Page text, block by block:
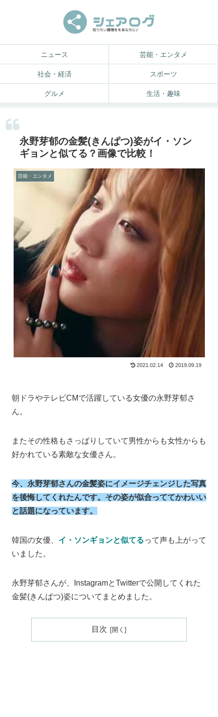
ニュース 芸能・エンタメ
社会・経済 スポーツ
グルメ 生活・趣味
永野芽郁の金髪(きんぱつ)姿がイ・ソン
ギョンと似てる？画像で比較！
芸能・エンタメ
2021.02.14 2019.09.19
朝ドラやテレビCMで活躍している女優の永野芽郁さ
ん。
またその性格もさっぱりしていて男性からも女性からも
好かれている素敵な女優さん。
今、永野芽郁さんの金髪姿にイメージチェンジした写真
を後悔してくれたんです。その姿が似合っててかわいい
と話題になっています。
韓国の女優、 イ・ソンギョンと似てるって声も上がって
いました。
永野芽郁さんが、InstagramとTwitterで公開してくれた
金髪(きんぱつ)姿についてまとめました。
目次